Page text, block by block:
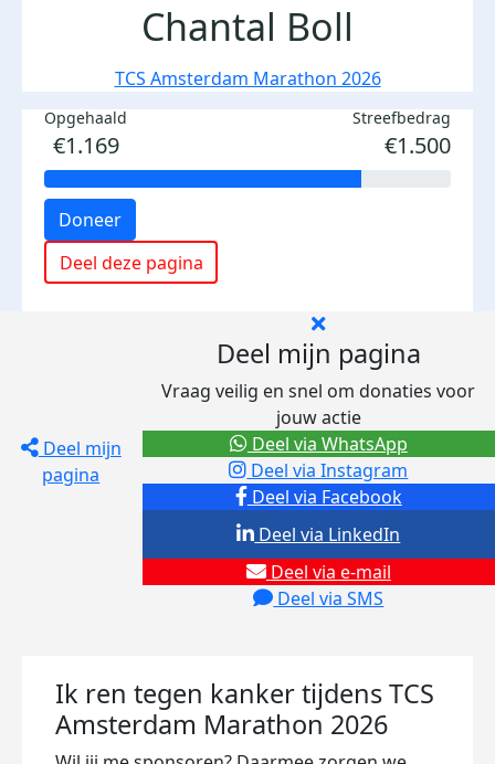
Chantal Boll
TCS Amsterdam Marathon 2026
Opgehaald
€1.169
Streefbedrag
€1.500
Doneer
Deel deze pagina
Deel mijn
pagina
Deel mijn pagina
Vraag veilig en snel om donaties voor
jouw actie
Deel via Facebook
Deel via Instagram
Deel via e-mail
Deel via SMS
Deel via LinkedIn
Deel via WhatsApp
Ik ren tegen kanker tijdens TCS
Amsterdam Marathon 2026